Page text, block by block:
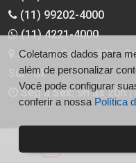
(11) 99202-4000
(11) 4221-4000
Avenida Goiás, 981 -
Sul - SP
Seg a Sex: 9h às 20h
MAPA DO SITE
Coletamos dados para
além de personalizar
Você pode configurar
conferir a nossa Política